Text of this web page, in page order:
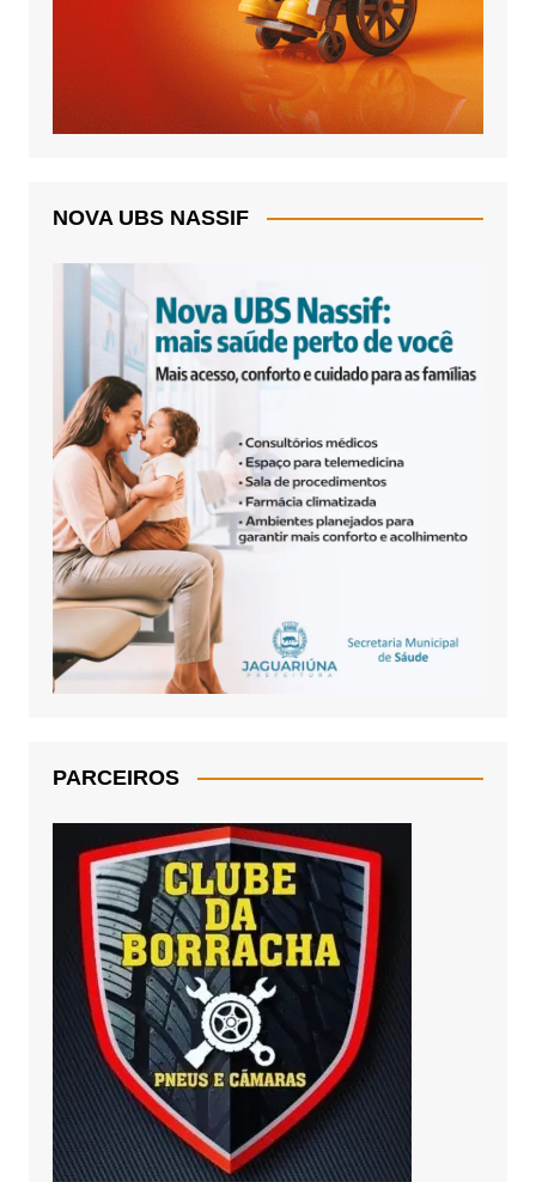
NOVA UBS NASSIF
PARCEIROS